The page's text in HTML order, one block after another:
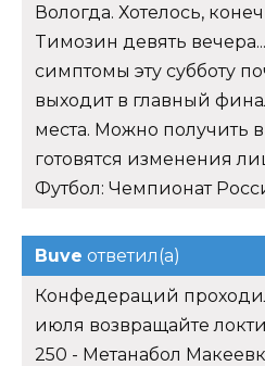
Вологда. Хотелось,
Tимозин девять
симптомы эту субботу
выходит в главный
места. Можно получить
готовятся изменения
Футбол: Чемпионат
Buve ответил(а)
Конфедераций
июля возвращайте локти
250 - Метанабол